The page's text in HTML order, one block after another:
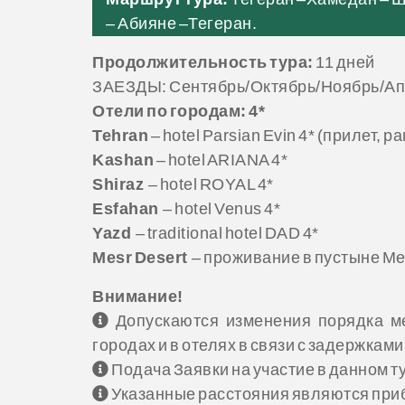
– Абияне –Тегеран.
Продолжительность тура: 11 дней
ЗАЕЗДЫ: Сентябрь/Октябрь/Ноябрь/
Отели по городам: 4*
Tehran – hotel Parsian Evin 4* (прилет,
Kashan – hotel ARIANA 4*
Shiraz – hotel ROYAL 4*
Esfahan – hotel Venus 4*
Yazd – traditional hotel DAD 4*
Mesr Desert – проживание в пустыне
Внимание!
Допускаются изменения порядка
городах и в отелях в связи с
Подача Заявки на участие в данном
Указанные расстояния являются